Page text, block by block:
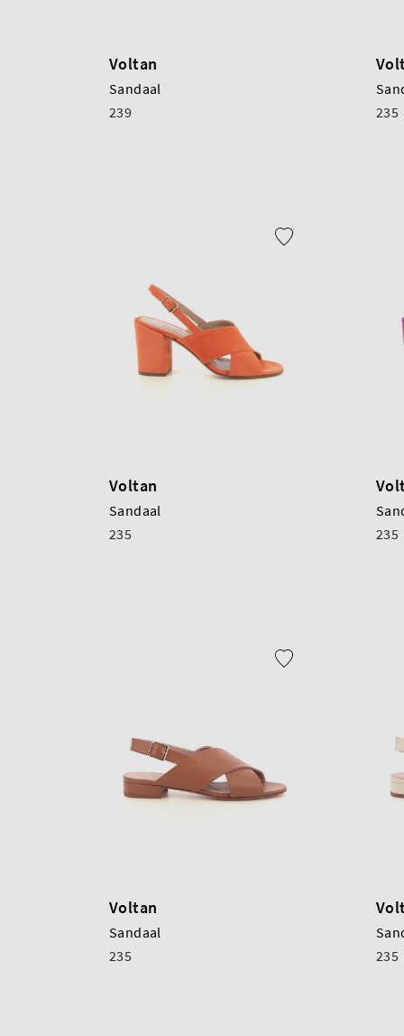
Voltan
Sandaal
239
235
Voltan
Sandaal
235
235
Voltan
Sandaal
235
235